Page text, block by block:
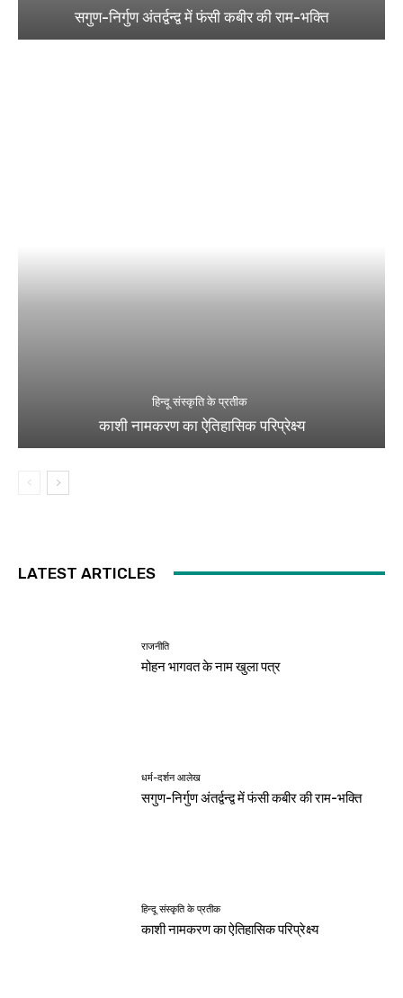
सगुण-निर्गुण अंतर्द्वन्द्व में फंसी कबीर की राम-भक्ति
हिन्दू संस्कृति के प्रतीक
काशी नामकरण का ऐतिहासिक परिप्रेक्ष्य
LATEST ARTICLES
राजनीति
मोहन भागवत के नाम खुला पत्र
धर्म-दर्शन आलेख
सगुण-निर्गुण अंतर्द्वन्द्व में फंसी कबीर की राम-भक्ति
हिन्दू संस्कृति के प्रतीक
काशी नामकरण का ऐतिहासिक परिप्रेक्ष्य